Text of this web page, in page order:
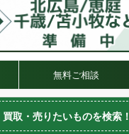
無料ご相談
買取・売りたいものを検索！